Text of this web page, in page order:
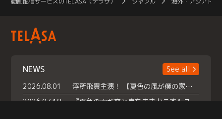
NEWS
See all
2026.08.01
浮所飛貴主演！ 【夏色の風が僕の家にやってきた】 本日よりテラサで独占配信スタート！
2026.07.18
『夏色の雲が恋と嵐をまきおこす』スペシャルメイキング 【Part1】2026年７月18日（土）23時30分～配信スタート！話題のシーンの裏側を大公開！豪華キャスト大集合！ 『武宮家 真夏の家族会議』開催！